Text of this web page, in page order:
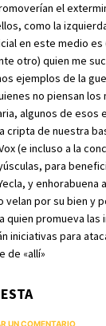
el
como la
en este medio es
otro) quien me
ejemplos de la
no piensan los
algunos de esos
cripta de nuestra
(e incluso a la
para
y enhorabuena
velan por su bien y
quien promueva las
iniciativas para
de «allí»
UN COMENTARIO